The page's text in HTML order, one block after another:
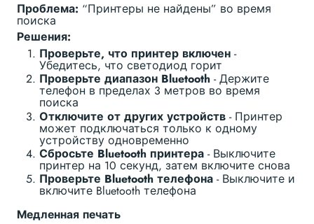
Проблема: “Принтеры не найдены” во время
поиска
Решения:
Проверьте, что принтер включен -
Убедитесь, что светодиод горит
Проверьте диапазон Bluetooth - Держите
телефон в пределах 3 метров во время
поиска
Отключите от других устройств - Принтер
может подключаться только к одному
устройству одновременно
Сбросьте Bluetooth принтера - Выключите
принтер на 10 секунд, затем включите снова
Проверьте Bluetooth телефона - Выключите и
включите Bluetooth телефона
Медленная печать